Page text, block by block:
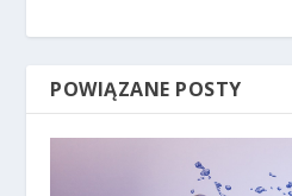
POWIĄZANE POSTY